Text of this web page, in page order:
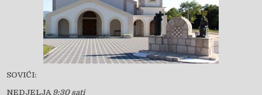
SOVIĆI:
NEDJELJA 9:30 sati